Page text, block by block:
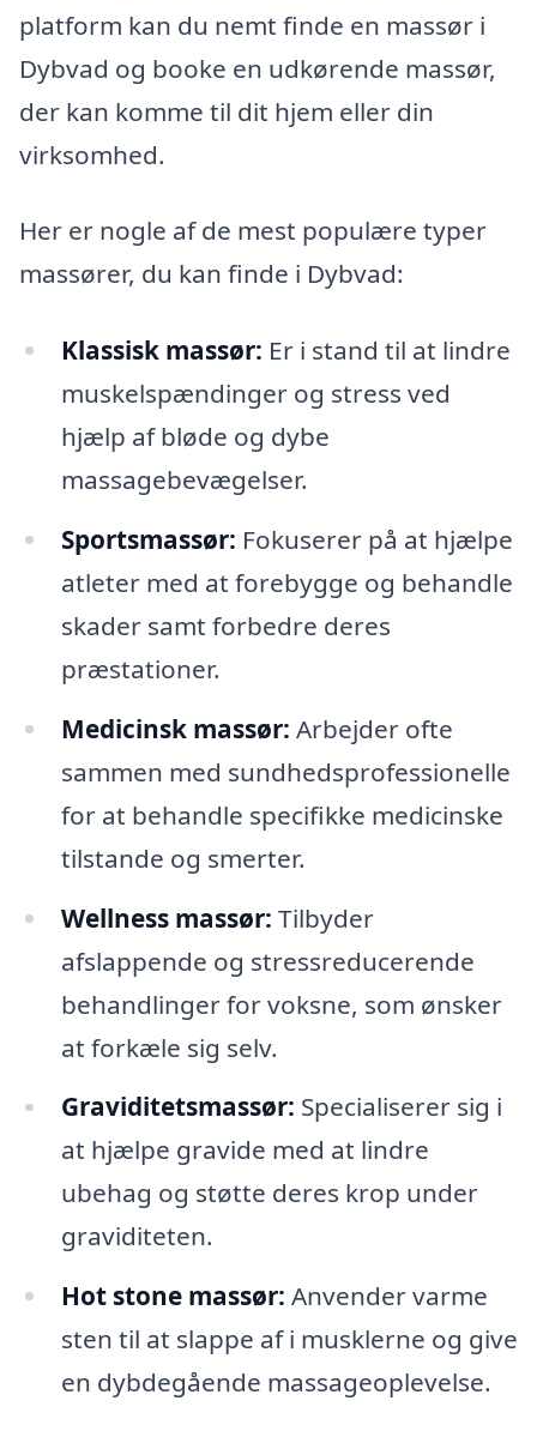
platform kan du nemt finde en massør i
Dybvad og booke en udkørende massør,
der kan komme til dit hjem eller din
virksomhed.
Her er nogle af de mest populære typer
massører, du kan finde i Dybvad:
Klassisk massør: Er i stand til at lindre
muskelspændinger og stress ved
hjælp af bløde og dybe
massagebevægelser.
Sportsmassør: Fokuserer på at hjælpe
atleter med at forebygge og behandle
skader samt forbedre deres
præstationer.
Medicinsk massør: Arbejder ofte
sammen med sundhedsprofessionelle
for at behandle specifikke medicinske
tilstande og smerter.
Wellness massør: Tilbyder
afslappende og stressreducerende
behandlinger for voksne, som ønsker
at forkæle sig selv.
Graviditetsmassør: Specialiserer sig i
at hjælpe gravide med at lindre
ubehag og støtte deres krop under
graviditeten.
Hot stone massør: Anvender varme
sten til at slappe af i musklerne og give
en dybdegående massageoplevelse.